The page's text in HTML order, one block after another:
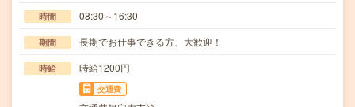
時間 08:30～16:30
期間 長期でお仕事できる方、大歓迎！
時給 時給1200円
交通費